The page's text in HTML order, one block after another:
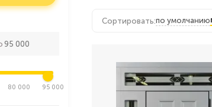
80 000 95 000
Сортировать:по умолчанию